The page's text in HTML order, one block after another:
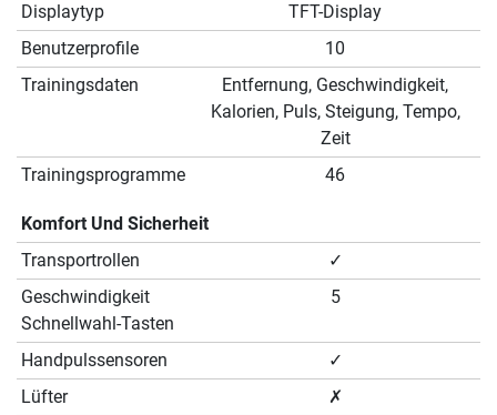
Displaytyp
TFT-Display
Benutzerprofile
10
Trainingsdaten
Entfernung, Geschwindigkeit,
Kalorien, Puls, Steigung, Tempo,
Zeit
Trainingsprogramme
46
Komfort Und Sicherheit
Transportrollen
✓
Geschwindigkeit
Schnellwahl-Tasten
5
Handpulssensoren
✓
Lüfter
✗